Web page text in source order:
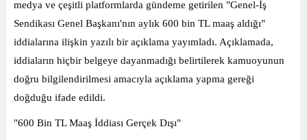
medya ve çeşitli platformlarda gündeme getirilen "Genel-İş
Sendikası Genel Başkanı'nın aylık 600 bin TL maaş aldığı"
iddialarına ilişkin yazılı bir açıklama yayımladı. Açıklamada,
iddiaların hiçbir belgeye dayanmadığı belirtilerek kamuoyunun
doğru bilgilendirilmesi amacıyla açıklama yapma gereği
doğduğu ifade edildi.
"600 Bin TL Maaş İddiası Gerçek Dışı"